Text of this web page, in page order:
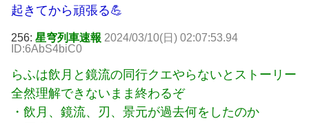
起きてから頑張る💪
256: 星穹列車速報 2024/03/10(日) 02:07:53.94
ID:6AbS4biC0
らふは飲月と鏡流の同行クエやらないとストーリー
全然理解できないまま終わるぞ
・飲月、鏡流、刃、景元が過去何をしたのか